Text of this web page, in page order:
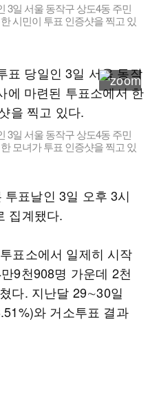
3일 서울 동작구 상도4동 주민
시민이 투표 인증샷을 찍고 있
3일 서울 동작구 상도4동 주민
모녀가 투표 인증샷을 찍고 있
표날인 3일 오후 3시
집계됐다.
표소에서 일제히 시작
9천908명 가운데 2천
다. 지난달 29∼30일
와 거소투표 결과